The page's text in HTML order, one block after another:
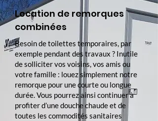
Location de remorques
combinées
Besoin de toilettes temporaires, par
exemple pendant des travaux ? Inutile
de solliciter vos voisins, vos amis ou
votre famille : louez simplement notre
remorque pour une courte ou longue
durée. Vous pourrez ainsi continuer à
profiter d’une douche chaude et de
toutes les commodités sanitaires